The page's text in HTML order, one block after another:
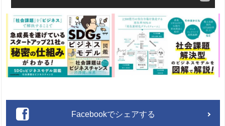
Facebookでシェアする